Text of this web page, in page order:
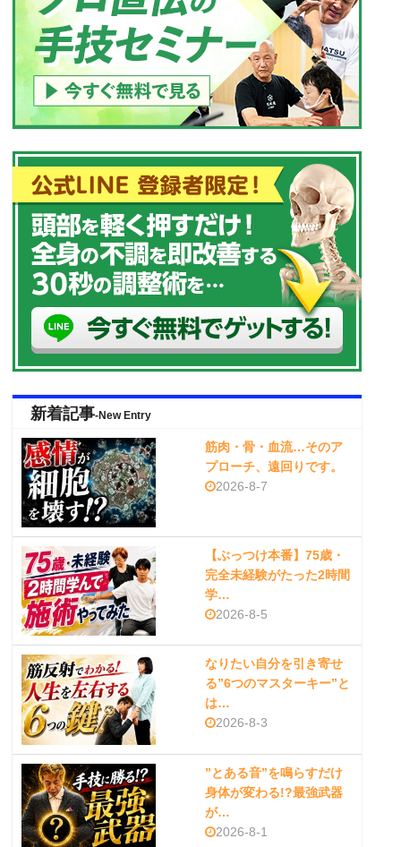
新着記事-New Entry
筋肉・骨・血流…そのア
プローチ、遠回りです。
2026-8-7
【ぶっつけ本番】75歳・
完全未経験がたった2時間
学…
2026-8-5
なりたい自分を引き寄せ
る”6つのマスターキー”と
は…
2026-8-3
”とある音”を鳴らすだけ
身体が変わる!?最強武器
が…
2026-8-1